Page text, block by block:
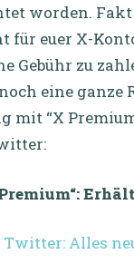
worden.
für euer X-
Gebühr zu
eine
mit “X
Alles